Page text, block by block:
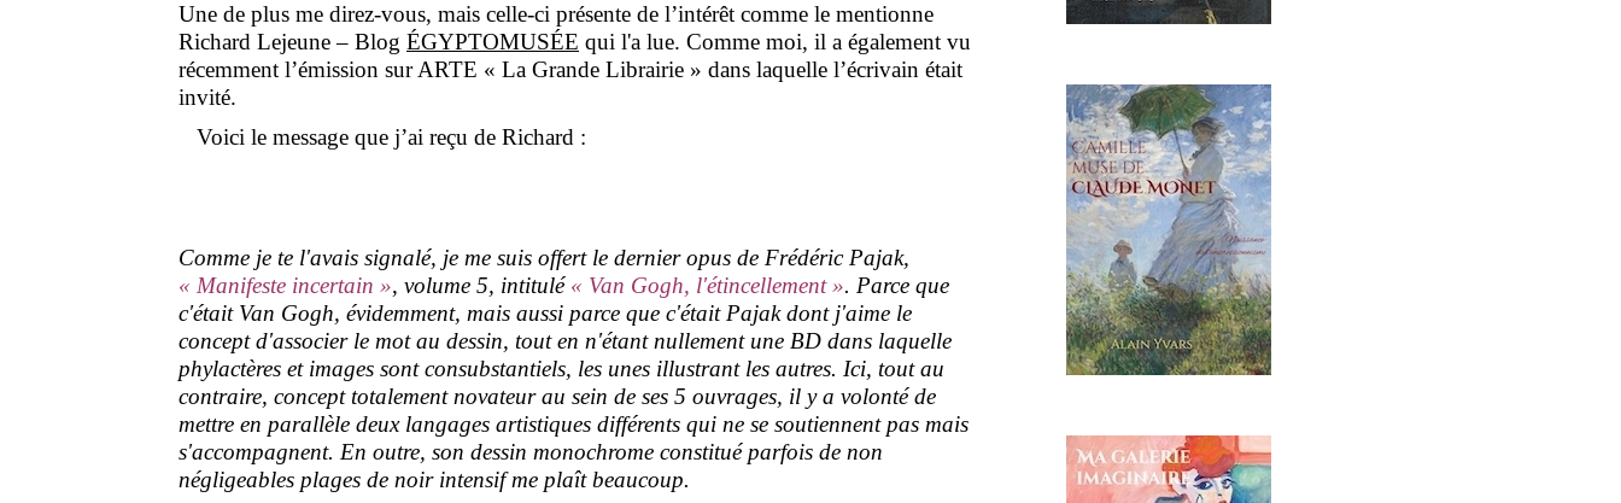
Une de plus me direz-vous, mais celle-ci présente de l’intérêt comme le mentionne
Richard Lejeune – Blog ÉGYPTOMUSÉE qui l'a lue. Comme moi, il a également vu
récemment l’émission sur ARTE « La Grande Librairie » dans laquelle l’écrivain était
invité.
Voici le message que j’ai reçu de Richard :
Comme je te l'avais signalé, je me suis offert le dernier opus de Frédéric Pajak,
« Manifeste incertain », volume 5, intitulé « Van Gogh, l'étincellement ». Parce que
c'était Van Gogh, évidemment, mais aussi parce que c'était Pajak dont j'aime le
concept d'associer le mot au dessin, tout en n'étant nullement une BD dans laquelle
phylactères et images sont consubstantiels, les unes illustrant les autres. Ici, tout au
contraire, concept totalement novateur au sein de ses 5 ouvrages, il y a volonté de
mettre en parallèle deux langages artistiques différents qui ne se soutiennent pas mais
s'accompagnent. En outre, son dessin monochrome constitué parfois de non
négligeables plages de noir intensif me plaît beaucoup.